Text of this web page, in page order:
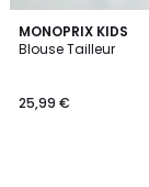
MONOPRIX KIDS
Blouse Tailleur
25,99 €